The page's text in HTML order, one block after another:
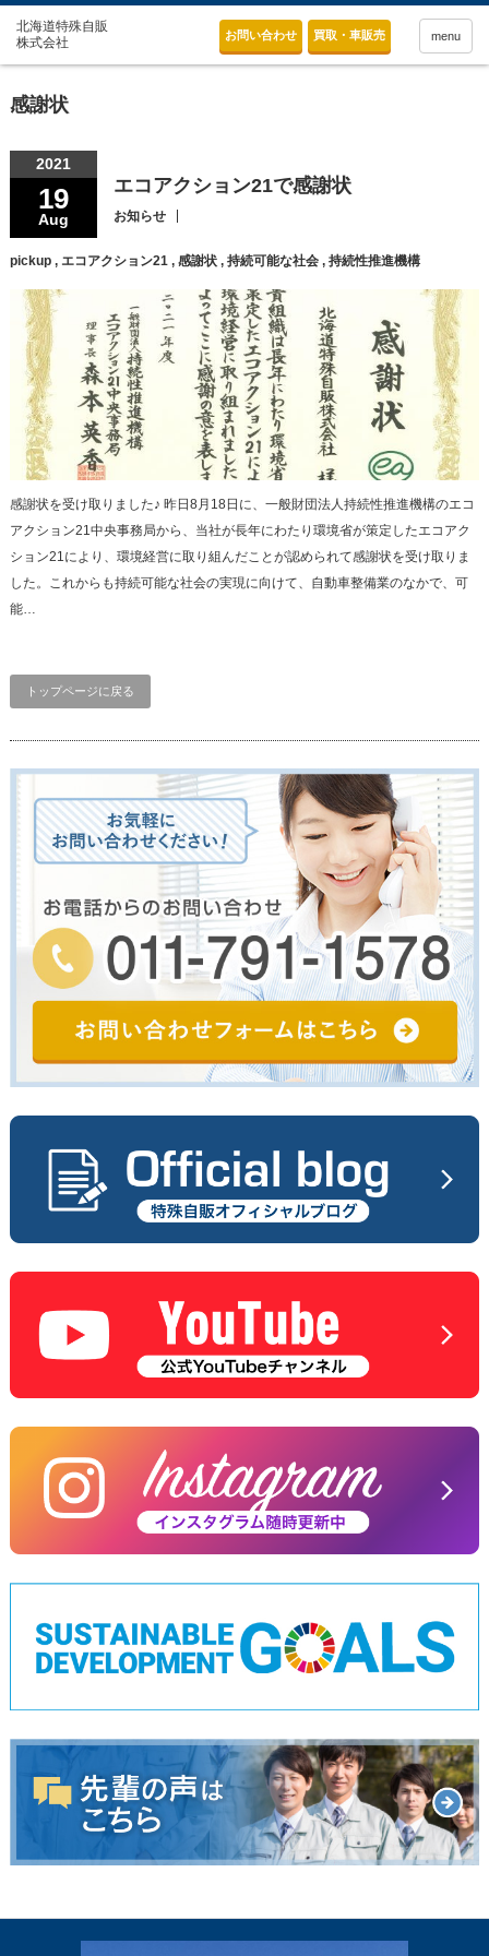
お問い合わせ 買取・車販売 menu
感謝状
2021
19
Aug
エコアクション21で感謝状
お知らせ
pickup, エコアクション21, 感謝状, 持続可能な社会, 持続性推進機構
感謝状を受け取りました♪ 昨日8月18日に、一般財団法人持続性推進機構のエコ
アクション21中央事務局から、当社が長年にわたり環境省が策定したエコアク
ション21により、環境経営に取り組んだことが認められて感謝状を受け取りま
した。これからも持続可能な社会の実現に向けて、自動車整備業のなかで、可
能…
トップページに戻る